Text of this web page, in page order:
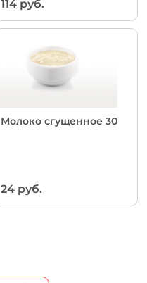
114 руб.
Молоко сгущенное 30
24 руб.